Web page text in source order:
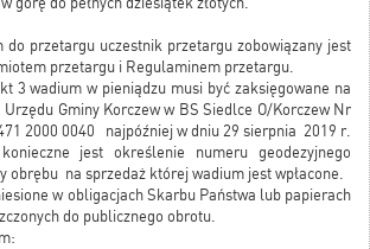
do przetargu uczestnik przetargu zobowiązany jest
przetargu i Regulaminem przetargu.
3 wadium w pieniądzu musi być zaksięgowane na
Gminy Korczew w BS Siedlce O/Korczew Nr
2000 0040 najpóźniej w dniu 29 sierpnia 2019 r.
jest określenie numeru geodezyjnego
obrębu na sprzedaż której wadium jest wpłacone.
w obligacjach Skarbu Państwa lub papierach
do publicznego obrotu.